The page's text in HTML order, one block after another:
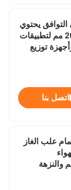
يحتوي
على جذع بلاستيكي 20 مم لتطبيقات
توزيع
اتصل بنا
علب الغاز
والنزهة